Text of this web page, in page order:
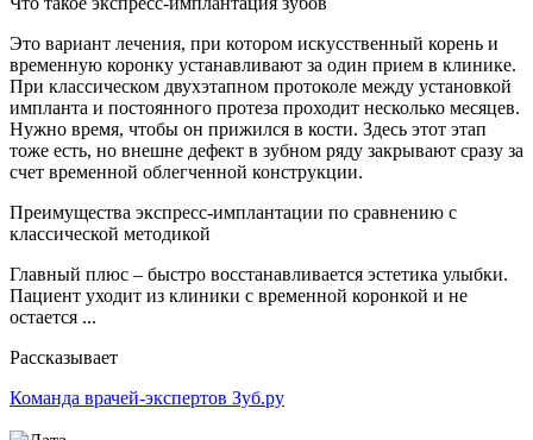
Это вариант лечения, при котором искусственный корень и
временную коронку устанавливают за один прием в клинике.
При классическом двухэтапном протоколе между установкой
импланта и постоянного протеза проходит несколько месяцев.
Нужно время, чтобы он прижился в кости. Здесь этот этап
тоже есть, но внешне дефект в зубном ряду закрывают сразу за
счет временной облегченной конструкции.
Преимущества экспресс-имплантации по сравнению с
классической методикой
Главный плюс – быстро восстанавливается эстетика улыбки.
Пациент уходит из клиники с временной коронкой и не
остается ...
Рассказывает
Команда врачей-экспертов Зуб.ру